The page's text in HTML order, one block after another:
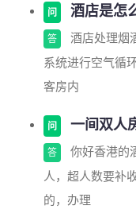
问 酒店是怎
答
酒店处理烟
系统进行空气循
客房内
问 一间双人
答
你好香港的
人，超人数要补
的，办理